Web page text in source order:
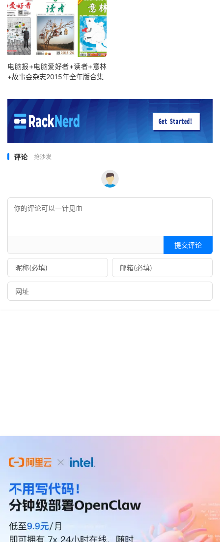
电脑报+电脑爱好者+读者+意林
+故事会杂志2015年全年版合集
评论 抢沙发
提交评论